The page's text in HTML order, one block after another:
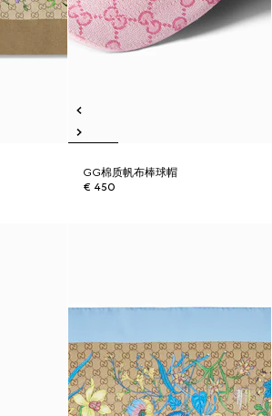
GG棉质帆布棒球帽
€ 450